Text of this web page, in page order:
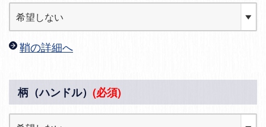
鞘の詳細へ
柄（ハンドル） (必須)